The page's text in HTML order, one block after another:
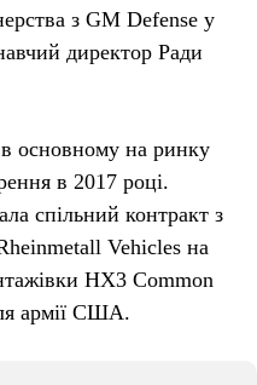
з GM Defense у
директор Ради
основному на ринку
в 2017 році.
спільний контракт з
Vehicles на
HX3 Common
армії США.